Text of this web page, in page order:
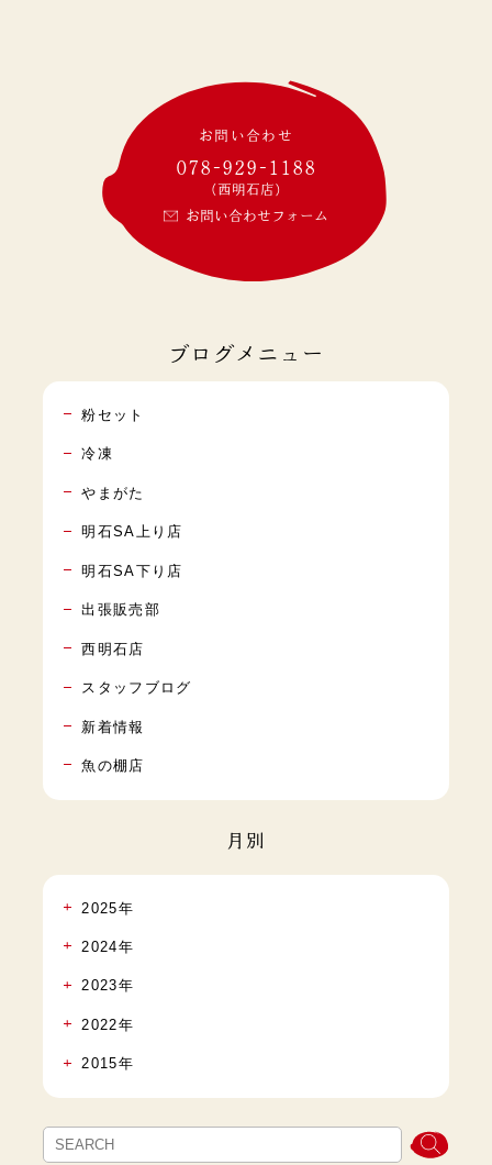
お問い合わせ
078-929-1188
(西明石店)
お問い合わせフォーム
ブログメニュー
粉セット
冷凍
やまがた
明石SA上り店
明石SA下り店
出張販売部
西明石店
スタッフブログ
新着情報
魚の棚店
月別
2025年
2024年
2023年
2022年
2015年